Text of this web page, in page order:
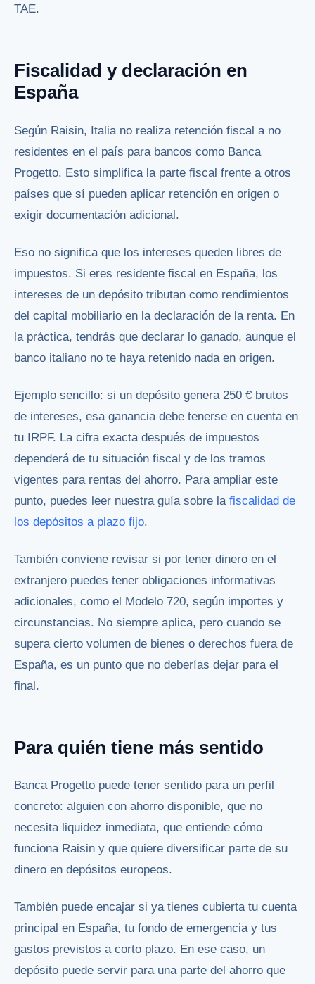
TAE.
Fiscalidad y declaración en
España
Según Raisin, Italia no realiza retención fiscal a no
residentes en el país para bancos como Banca
Progetto. Esto simplifica la parte fiscal frente a otros
países que sí pueden aplicar retención en origen o
exigir documentación adicional.
Eso no significa que los intereses queden libres de
impuestos. Si eres residente fiscal en España, los
intereses de un depósito tributan como rendimientos
del capital mobiliario en la declaración de la renta. En
la práctica, tendrás que declarar lo ganado, aunque el
banco italiano no te haya retenido nada en origen.
Ejemplo sencillo: si un depósito genera 250 € brutos
de intereses, esa ganancia debe tenerse en cuenta en
tu IRPF. La cifra exacta después de impuestos
dependerá de tu situación fiscal y de los tramos
vigentes para rentas del ahorro. Para ampliar este
punto, puedes leer nuestra guía sobre la fiscalidad de
los depósitos a plazo fijo.
También conviene revisar si por tener dinero en el
extranjero puedes tener obligaciones informativas
adicionales, como el Modelo 720, según importes y
circunstancias. No siempre aplica, pero cuando se
supera cierto volumen de bienes o derechos fuera de
España, es un punto que no deberías dejar para el
final.
Para quién tiene más sentido
Banca Progetto puede tener sentido para un perfil
concreto: alguien con ahorro disponible, que no
necesita liquidez inmediata, que entiende cómo
funciona Raisin y que quiere diversificar parte de su
dinero en depósitos europeos.
También puede encajar si ya tienes cubierta tu cuenta
principal en España, tu fondo de emergencia y tus
gastos previstos a corto plazo. En ese caso, un
depósito puede servir para una parte del ahorro que